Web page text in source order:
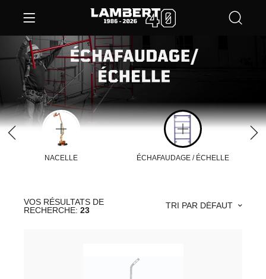
NACELLE ÉCHAFAUDAGE / ÉCHELLE
VOS RÉSULTATS DE
RECHERCHE: 23 TRI PAR DÉFAUT